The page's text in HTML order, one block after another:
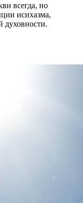
всегда, но
исихазма,
духовности.